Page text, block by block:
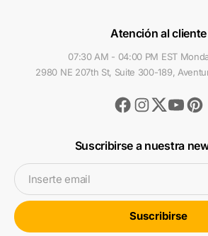
Atención al cliente
07:30 AM - 04:00 PM EST
2980 NE 207th St, Suite 300-189,
Facebook
Instagram
TwitterYoutube
Suscribirse a nuestra
Inserte email
Suscribirse